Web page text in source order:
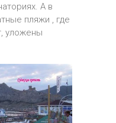
А в
пляжи , где
уложены